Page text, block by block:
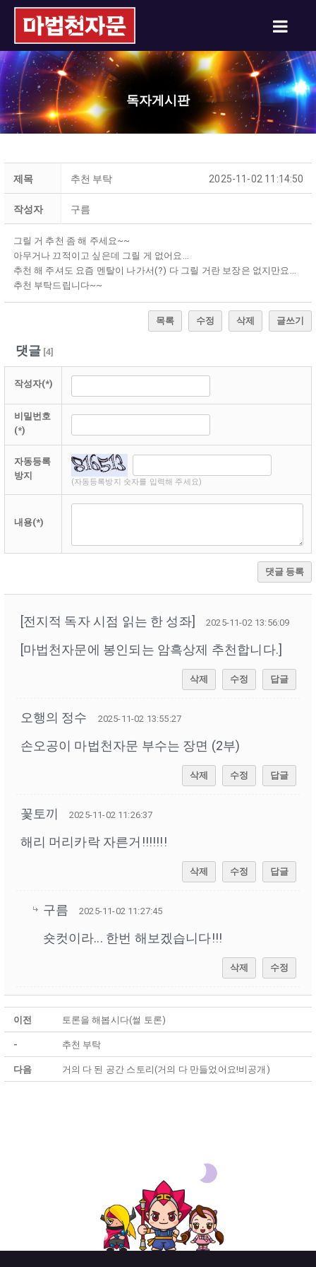
독자게시판
제목 추천 부탁 2025-11-02 11:14:50
작성자 구름
그릴 거 추천 좀 해 주세요~~
아무거나 끄적이고 싶은데 그릴 게 없어요...
추천 해 주셔도 요즘 멘탈이 나가서(?) 다 그릴 거란 보장은 없지만요...
추천 부탁드립니다~~
목록 수정 삭제 글쓰기
댓글[4]
작성자(*)
비밀번호
(*)
자동등록
방지
(자동등록방지 숫자를 입력해 주세요)
내용(*)
댓글 등록
[전지적 독자 시점 읽는 한 성좌] 2025-11-02 13:56:09
[마법천자문에 봉인되는 암흑상제 추천합니다.]
삭제 수정 답글
오행의 정수 2025-11-02 13:55:27
손오공이 마법천자문 부수는 장면 (2부)
삭제 수정 답글
꽃토끼 2025-11-02 11:26:37
해리 머리카락 자른거!!!!!!!
삭제 수정 답글
구름 2025-11-02 11:27:45
숏컷이라... 한번 해보겠습니다!!!
삭제 수정
이전 토론을 해봅시다(썰 토론)
- 추천 부탁
다음 거의 다 된 공간 스토리(거의 다 만들었어요!비공개)